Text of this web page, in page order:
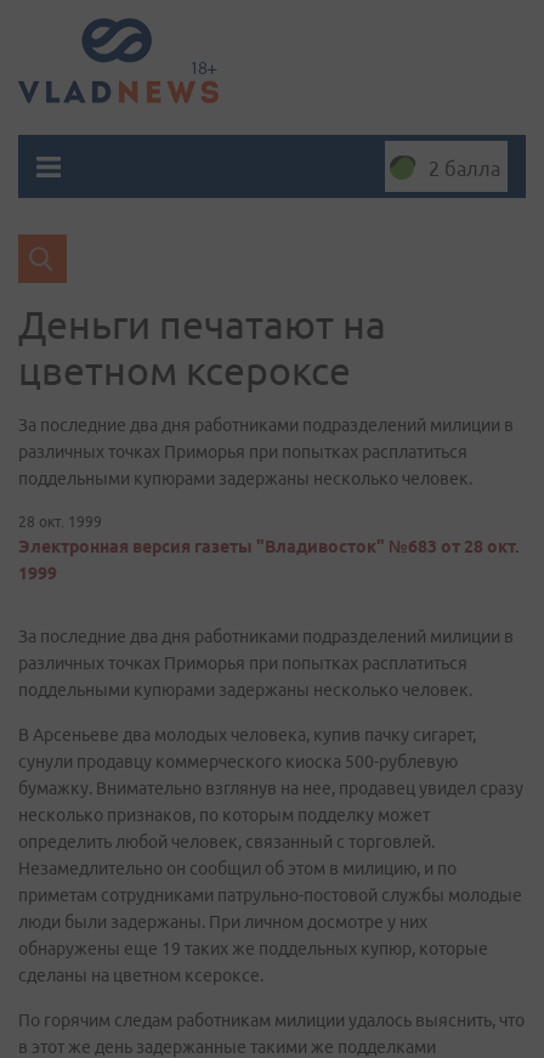
2 балла
Деньги печатают на
цветном ксероксе
За последние два дня работниками подразделений милиции в
различных точках Приморья при попытках расплатиться
поддельными купюрами задержаны несколько человек.
28 окт. 1999
Электронная версия газеты "Владивосток" №683 от 28 окт.
1999
За последние два дня работниками подразделений милиции в
различных точках Приморья при попытках расплатиться
поддельными купюрами задержаны несколько человек.
В Арсеньеве два молодых человека, купив пачку сигарет,
сунули продавцу коммерческого киоска 500-рублевую
бумажку. Внимательно взглянув на нее, продавец увидел сразу
несколько признаков, по которым подделку может
определить любой человек, связанный с торговлей.
Незамедлительно он сообщил об этом в милицию, и по
приметам сотрудниками патрульно-постовой службы молодые
люди были задержаны. При личном досмотре у них
обнаружены еще 19 таких же поддельных купюр, которые
сделаны на цветном ксероксе.
По горячим следам работникам милиции удалось выяснить, что
в этот же день задержанные такими же подделками